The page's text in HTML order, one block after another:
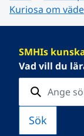
Kuriosa om
SMHIs
Vad vill du